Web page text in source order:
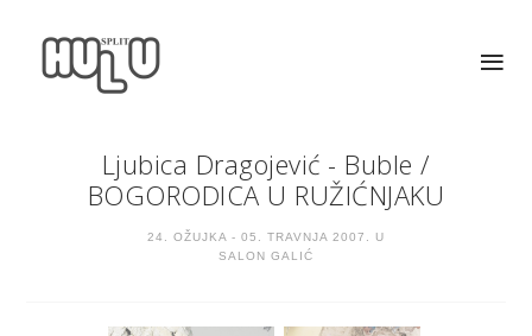
Ljubica Dragojević - Buble /
BOGORODICA U RUŽIĆNJAKU
24. OŽUJKA - 05. TRAVNJA 2007. U
SALON GALIĆ